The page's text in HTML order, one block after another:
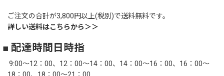
ご注文の合計が3,800円以上(税別)で送料無料です。
詳しい送料はこちらから＞＞
■ 配達時間日時指
9:00～12：00、12：00～14：00、14：00～16：00、16：00～